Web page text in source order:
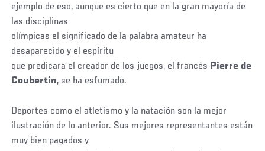
ejemplo de eso, aunque es cierto que en la gran mayoría de
las disciplinas
olímpicas el significado de la palabra amateur ha
desaparecido y el espíritu
que predicara el creador de los juegos, el francés Pierre de
Coubertin, se ha esfumado.
Deportes como el atletismo y la natación son la mejor
ilustración de lo anterior. Sus mejores representantes están
muy bien pagados y